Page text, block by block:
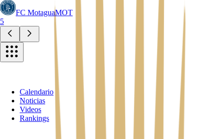
FC MotaguaMOT
5
Calendario
Noticias
Videos
Rankings